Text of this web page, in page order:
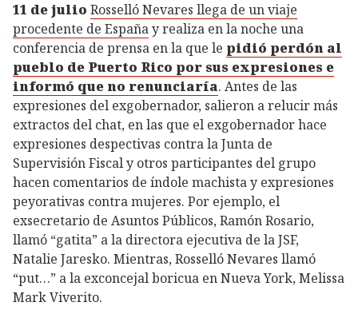
11 de julio Rosselló Nevares llega de un viaje
procedente de Españay realiza en la noche una
conferencia de prensa en la que le pidió perdón al
pueblo de Puerto Rico por sus expresiones e
informó que no renunciaría. Antes de las
expresiones del exgobernador, salieron a relucir más
extractos del chat, en las que el exgobernador hace
expresiones despectivas contra la Junta de
Supervisión Fiscal y otros participantes del grupo
hacen comentarios de índole machista y expresiones
peyorativas contra mujeres. Por ejemplo, el
exsecretario de Asuntos Públicos, Ramón Rosario,
llamó “gatita” a la directora ejecutiva de la JSF,
Natalie Jaresko. Mientras, Rosselló Nevares llamó
“put…” a la exconcejal boricua en Nueva York, Melissa
Mark Viverito.